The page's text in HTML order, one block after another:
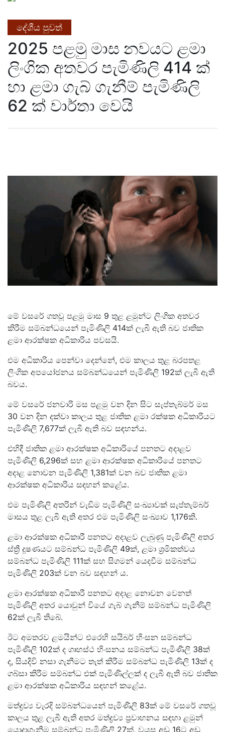
දේශීය පුවත්
2025 පළමු මාස නවයට ළමා
ලිංගික අතවර පැමිණිලි 414 ක්
හා ළමා ගැබ් ගැනීම් පැමිණිලි
62 ක් වාර්තා වෙයි
‍මේ වසරේ ගතවූ පළමු මාස 9 තුළ ළමුන්ට ලිංගික අතවර
කිරීම සම්බන්ධයෙන් පැමිණිලි 414ක් ලැබී ඇති බව ජාතික
ළමා ආරක්ෂක අධිකාරිය පවසයි.
එම අධිකාරිය පෙන්වා දෙන්නේ, එම කාලය තුළ බරපතළ
ලිංගික අපයෝජනය සම්බන්ධයෙන් පැමිණිලි 192ක් ලැබී ඇති
බවය.
මේ වසරේ ජනවාරි මස පළමු වන දින සිට සැප්තැබ්මර් මස
30 වන දින දක්වා කාලය තුළ ජාතික ළමා රක්ෂක අධිකාරියට
පැමිණිලි 7,677ක් ලැබී ඇති බව සඳහන්ය.
එහිදී ජාතික ළමා ආරක්ෂක අධිකාරියේ පනතට අදාළව
පැමිණිලි 6,296ක් සහ ළමා ආරක්ෂක අධිකාරියේ පනතට
අදාළ නොවන පැමිණිලි 1,381ක් වන බව ජාතික ළමා
ආරක්ෂක අධිකාරිය සඳහන් කළේය.
එම පැමිණිලි අතරින් වැඩිම පැමිණිලි සංඛ්‍යාවක් සැප්තැම්බර්
මාසය තුළ ලැබී ඇති අතර එම පැමිණිලි සංඛ්‍යාව 1,176කි.
ළමා ආරක්ෂක අධිකාරී පනතට අදාළව ලැබුණු පැමිණිලි අතර
ස්ත්‍රී දූෂණයට සම්බන්ධ පැමිණිලි 49ක්, ළමා ශ්‍රමිකත්වය
සම්බන්ධ පැමිණිලි 111ක් සහ සිගමන් යෙදවීම සම්බන්ධ
පැමිණිලි 203ක් වන බව සඳහන් ය.
ළමා ආරක්ෂක අධිකාරී පනතට අදාළ නොවන වෙනත්
පැමිණිලි අතර යොවුන් වියේ ගැබ් ගැනීම් සම්බන්ධ පැමිණිලි
62ක් ලැබී තිබේ.
ඊට අමතරව ළමයින්ට එරෙහි සයිබර් හිංසන සම්බන්ධ
පැමිණිලි 102ක් ද ගෘහස්ථ හිංසනය සම්බන්ධ පැමිණිලි 38ක්
ද, සියදිවි නසා ගැනීමට තැත් කිරීම සම්බන්ධ පැමිණිලි 13ක් ද
ගබ්සා කිරීම සම්බන්ධ එක් පැමිණිල්ලක් ද ලැබී ඇති බව ජාතික
ළමා ආරක්ෂක අධිකාරිය සඳහන් කළේය.
මත්ද්‍රව්‍ය වැරදි සම්බන්ධයෙන් පැමිණිලි 83ක් මේ වසරේ ගතවූ
කාලය තුළ ලැබී ඇති අතර මත්ද්‍රව්‍ය ප්‍රවාහනය සඳහා ළමුන්
යොදාගැනීම සම්බන්ධ පැමිණිලි 27ක්, වයස අඩු 16ට අඩු